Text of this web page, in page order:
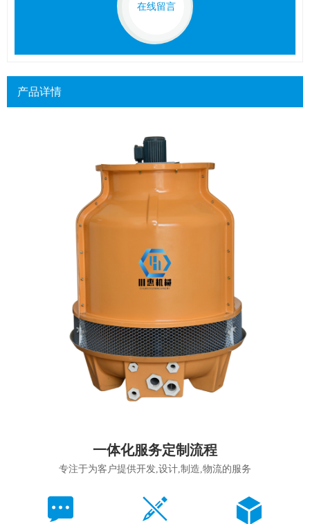
在线留言
产品详情
一体化服务定制流程
专注于为客户提供开发,设计,制造,物流的服务